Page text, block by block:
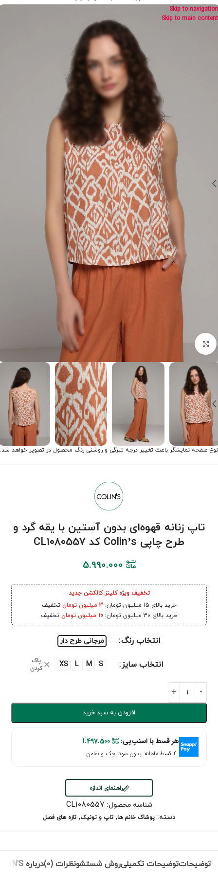
Skip to navigation
Skip to main content
برای بزرگنمایی کلیک کنید
نوع صفحه نمایشگر باعث تغییر درجه تیرگی و روشنی رنگ محصول در تصویر خواهد شد.
تاپ زنانه قهوه‌ای بدون آستین با یقه گرد و
طرح چاپی Colin’s کد CL1080557
5.990.000
تخفیف ویژه کلینز کالکشن جدید
خرید بالای 15 میلیون تومان:
3 میلیون تومان
تخفیف
خرید بالای 30 میلیون تومان:
10 میلیون تومان تخفیف
انتخاب رنگ مرجانی طرح دار
انتخاب سایز S
M
L
XS
پاک
کردن
افزودن به سبد خرید
هر قسط با اسنپ‌پی: 1.497.500
۴ قسط ماهانه. بدون سود، چک و ضامن.
راهنمای اندازه
شناسه محصول:CL1080557
دسته: پوشاک خانم ها, تاپ و تونیک, تازه های فصل
توضیحاتتوضیحات تکمیلیروش شستشونظرات (0) درباره COLIN'S